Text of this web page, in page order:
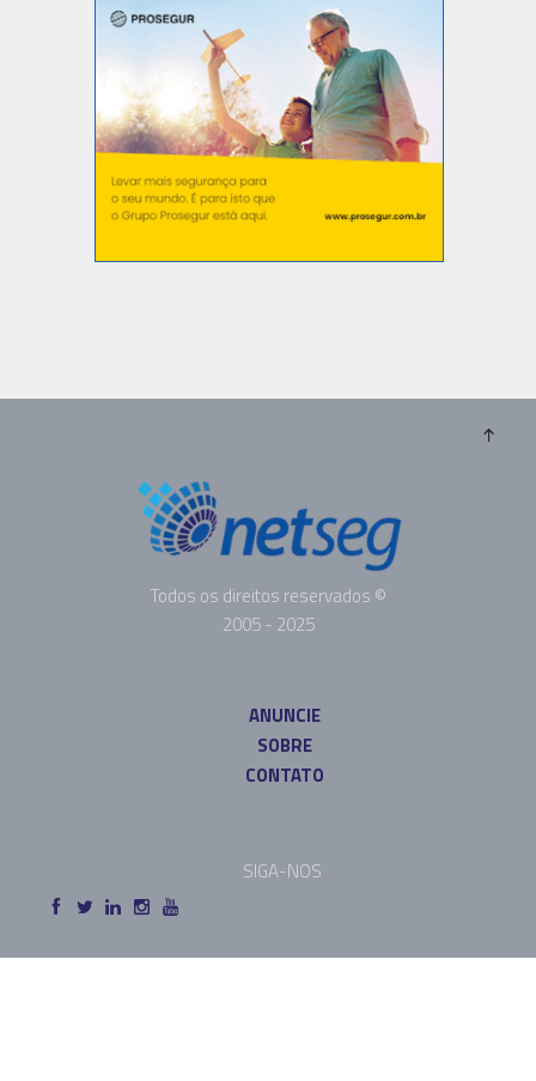
Todos os direitos reservados ©
2005 - 2025
ANUNCIE
SOBRE
CONTATO
SIGA-NOS